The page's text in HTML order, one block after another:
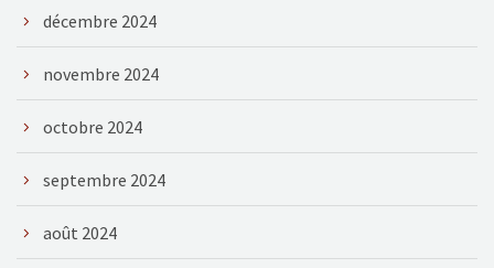
décembre 2024
novembre 2024
octobre 2024
septembre 2024
août 2024